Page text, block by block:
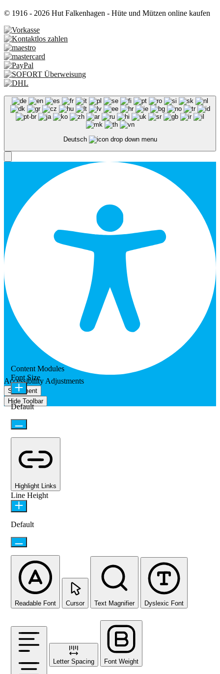
© 1916 - 2026 Hut Falkenhagen - Hüte und Mützen online kaufen
Deutsch
Accessibility Adjustments
Statement
Hide Toolbar
Content Modules
Font Size
Default
Highlight Links
Line Height
Default
Readable Font Cursor Text Magnifier Dyslexic Font
Letter Spacing Font Weight